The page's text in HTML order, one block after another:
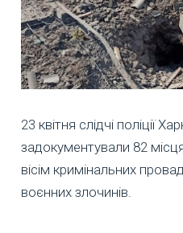
23 квітня слідчі поліції
задокументували 82
вісім кримінальних
воєнних злочинів.